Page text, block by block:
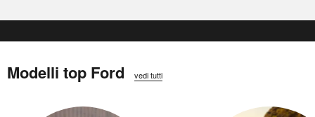
Modelli top Ford vedi tutti